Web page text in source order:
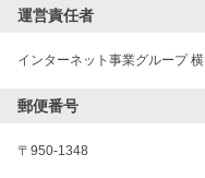
運営責任者
インターネット事業グループ
郵便番号
〒950-1348